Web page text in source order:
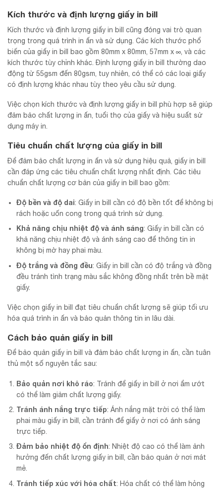
Kích thước và định lượng giấy in bill
Kích thước và định lượng giấy in bill cũng đóng vai trò quan
trọng trong quá trình in ấn và sử dụng. Các kích thước phổ
biến của giấy in bill bao gồm 80mm x 80mm, 57mm x ∞, và các
kích thước tùy chỉnh khác. Định lượng giấy in bill thường dao
động từ 55gsm đến 80gsm, tuy nhiên, có thể có các loại giấy
có định lượng khác nhau tùy theo yêu cầu sử dụng.
Việc chọn kích thước và định lượng giấy in bill phù hợp sẽ giúp
đảm bảo chất lượng in ấn, tuổi thọ của giấy và hiệu suất sử
dụng máy in.
Tiêu chuẩn chất lượng của giấy in bill
Để đảm bảo chất lượng in ấn và sử dụng hiệu quả, giấy in bill
cần đáp ứng các tiêu chuẩn chất lượng nhất định. Các tiêu
chuẩn chất lượng cơ bản của giấy in bill bao gồm:
Độ bền và độ dai: Giấy in bill cần có độ bền tốt để không bị
rách hoặc uốn cong trong quá trình sử dụng.
Khả năng chịu nhiệt độ và ánh sáng: Giấy in bill cần có
khả năng chịu nhiệt độ và ánh sáng cao để thông tin in
không bị mờ hay phai màu.
Độ trắng và đồng đều: Giấy in bill cần có độ trắng và đồng
đều tránh tình trạng màu sắc không đồng nhất trên bề mặt
giấy.
Việc chọn giấy in bill đạt tiêu chuẩn chất lượng sẽ giúp tối ưu
hóa quá trình in ấn và bảo quản thông tin in lâu dài.
Cách bảo quản giấy in bill
Để bảo quản giấy in bill và đảm bảo chất lượng in ấn, cần tuân
thủ một số nguyên tắc sau:
Bảo quản nơi khô ráo: Tránh để giấy in bill ở nơi ẩm ướt
có thể làm giảm chất lượng giấy.
Tránh ánh nắng trực tiếp: Ánh nắng mặt trời có thể làm
phai màu giấy in bill, cần tránh để giấy ở nơi có ánh sáng
trực tiếp.
Đảm bảo nhiệt độ ổn định: Nhiệt độ cao có thể làm ảnh
hưởng đến chất lượng giấy in bill, cần bảo quản ở nơi mát
mẻ.
Tránh tiếp xúc với hóa chất: Hóa chất có thể làm hỏng